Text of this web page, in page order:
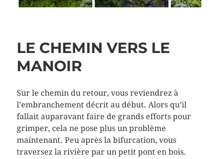
LE CHEMIN VERS LE
MANOIR
Sur le chemin du retour, vous reviendrez à
l’embranchement décrit au début. Alors qu’il
fallait auparavant faire de grands efforts pour
grimper, cela ne pose plus un problème
maintenant. Peu après la bifurcation, vous
traversez la rivière par un petit pont en bois.